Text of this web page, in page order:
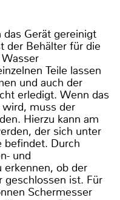
Gerät gereinigt
der Behälter für die
Teile lassen
und auch der
erledigt. Wenn das
muss der
Hierzu kann am
der sich unter
befindet. Durch
und
erkennen, ob der
geschlossen ist. Für
Schermesser